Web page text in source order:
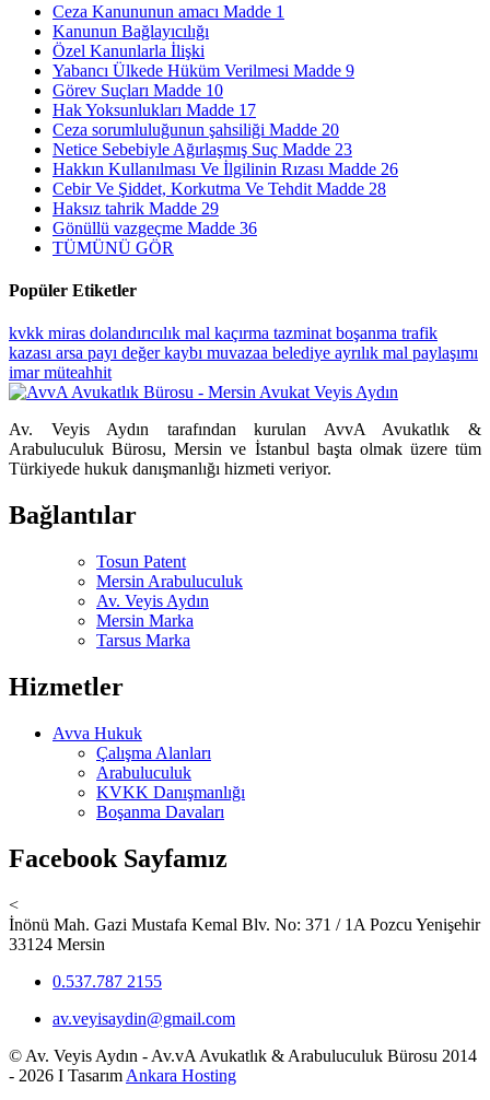
Ceza Kanununun amacı Madde 1
Kanunun Bağlayıcılığı
Özel Kanunlarla İlişki
Yabancı Ülkede Hüküm Verilmesi Madde 9
Görev Suçları Madde 10
Hak Yoksunlukları Madde 17
Ceza sorumluluğunun şahsiliği Madde 20
Netice Sebebiyle Ağırlaşmış Suç Madde 23
Hakkın Kullanılması Ve İlgilinin Rızası Madde 26
Cebir Ve Şiddet, Korkutma Ve Tehdit Madde 28
Haksız tahrik Madde 29
Gönüllü vazgeçme Madde 36
TÜMÜNÜ GÖR
Popüler Etiketler
kvkk miras dolandırıcılık mal kaçırma tazminat boşanma trafik
kazası arsa payı değer kaybı muvazaa belediye ayrılık mal paylaşımı
imarmüteahhit
Av. Veyis Aydın tarafından kurulan AvvA Avukatlık &
Arabuluculuk Bürosu, Mersin ve İstanbul başta olmak üzere tüm
Türkiyede hukuk danışmanlığı hizmeti veriyor.
Bağlantılar
Tosun Patent
Mersin Arabuluculuk
Av. Veyis Aydın
Mersin Marka
Tarsus Marka
Hizmetler
Avva Hukuk
Çalışma Alanları
Arabuluculuk
KVKK Danışmanlığı
Boşanma Davaları
Facebook Sayfamız
<
İnönü Mah. Gazi Mustafa Kemal Blv. No: 371 / 1A Pozcu Yenişehir
33124 Mersin
0.537.787 2155
av.veyisaydin@gmail.com
© Av. Veyis Aydın - Av.vA Avukatlık & Arabuluculuk Bürosu 2014
- 2026 I Tasarım Ankara Hosting